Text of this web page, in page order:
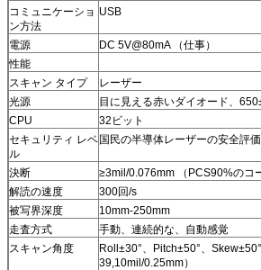
コミュニケーショ
ン方法
USB
電源
DC 5V@80mA （仕事）
性能
スキャン タイプ
レーザー
光源
目に見える赤いダイオード、
CPU
32ビット
セキュリティ レベ
ル
国民の半導体レーザーの安全評価
決断
≥3mil/0.076mm （PCS90%のコ
解読の速度
300回/s
被写界深度
10mm-250mm
走査方式
手動、連続的な、自動感覚
スキャン角度
Roll±30°、Pitch±50°、
39,10mil/0.25mm）